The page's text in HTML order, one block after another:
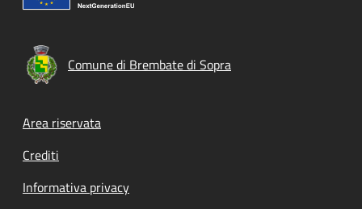
Comune di Brembate di Sopra
Footer menu
Area riservata
Crediti
Informativa privacy